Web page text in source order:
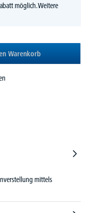
möglich.Weitere
Warenkorb
mittels